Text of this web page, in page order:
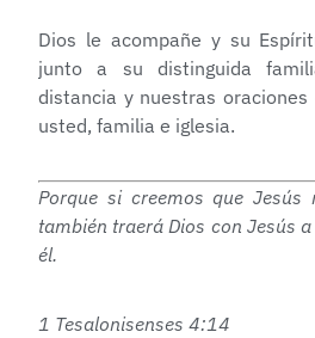
Dios le acompañe y su
junto a su distinguida
distancia y nuestras
usted, familia e iglesia.
Porque si creemos que
también traerá Dios con Jesús
él.
1 Tesalonisenses 4:14